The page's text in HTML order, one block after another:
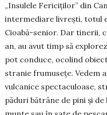
„Insulele Fericiţilor” din
intermediare livreşti, totul
Cioabă-senior. Dar tinerii,
an, au avut timp să
pot conduce, oco­lind
stranie fru­museţe. Vedem
vul­canice spectaculoase,
păduri bătrâne de pini și